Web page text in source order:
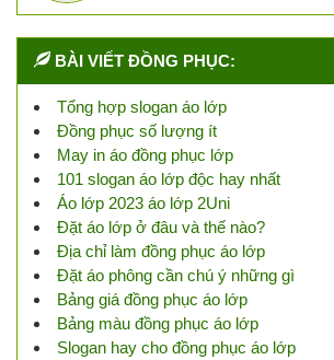
BÀI VIẾT ĐỒNG PHỤC:
Tổng hợp slogan áo lớp
Đồng phục số lượng ít
May in áo đồng phục lớp
101 slogan áo lớp độc hay nhất
Áo lớp 2023 áo lớp 2Uni
Đặt áo lớp ở đâu và thế nào?
Địa chỉ làm đồng phục áo lớp
Đặt áo phông cần chú ý những gì
Bảng giá đồng phục áo lớp
Bảng màu đồng phục áo lớp
Slogan hay cho đồng phục áo lớp